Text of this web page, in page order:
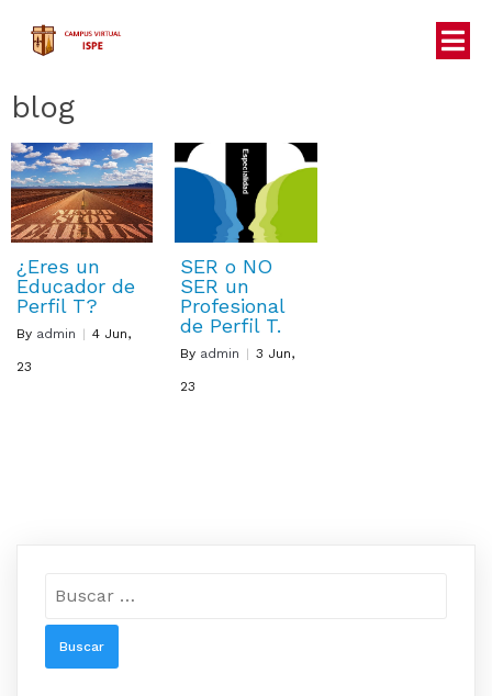
blog
¿Eres un
Educador de
Perfil T?
By admin | 4 Jun,
23
SER o NO
SER un
Profesional
de Perfil T.
By admin | 3 Jun,
23
Buscar: